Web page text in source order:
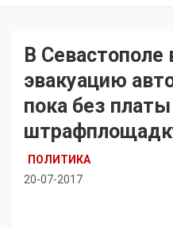
В Севастополе
эвакуацию
пока без
ПОЛИТИКА
20-07-2017